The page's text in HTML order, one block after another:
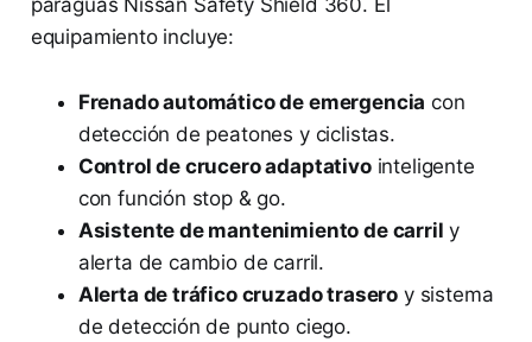
equipamiento incluye:
Frenado automático de emergencia con
detección de peatones y ciclistas.
Control de crucero adaptativointeligente
con función stop & go.
Asistente de mantenimiento de carril y
alerta de cambio de carril.
Alerta de tráfico cruzado trasero y sistema
de detección de punto ciego.